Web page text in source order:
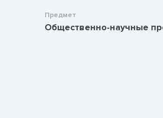
Предмет
Общественно-научные